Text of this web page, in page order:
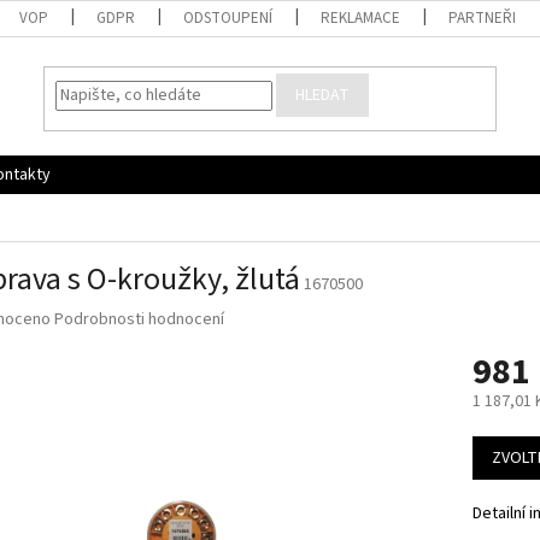
VOP GDPR ODSTOUPENÍ REKLAMACE PARTNEŘI
HLEDAT
s O-kroužky, žlutá 1670500
Podrobnosti hodnocení
981
1 187,01
Měrná
cena:
Detailní